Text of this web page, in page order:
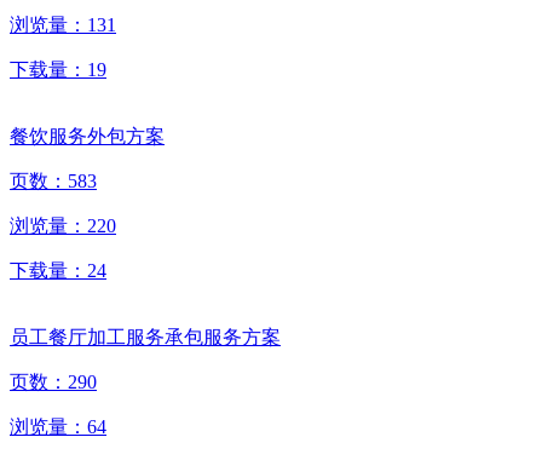
浏览量： 131
下载量： 19
餐饮服务外包方案
页数： 583
浏览量： 220
下载量： 24
员工餐厅加工服务承包服务方案
页数： 290
浏览量： 64